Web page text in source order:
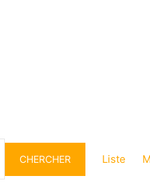
CHERCHER Liste